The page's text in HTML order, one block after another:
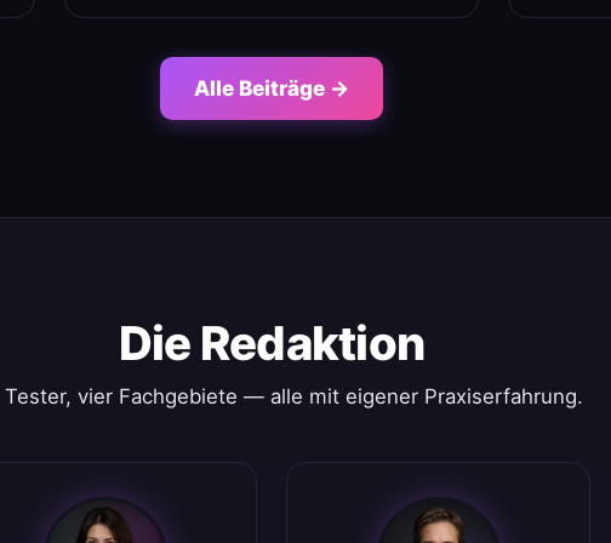
Alle Beiträge →
Die Redaktion
Tester, vier Fachgebiete — alle mit eigener Praxiserfahrung.